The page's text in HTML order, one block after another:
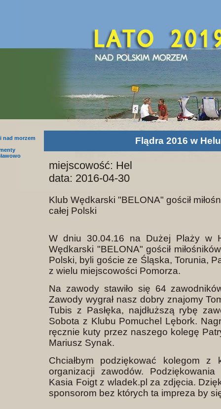
nad morzem
Flądra 2016 w Helu
miejscowość: Hel
data: 2016-04-30
Klub Wędkarski "BELONA" gościł
całej Polski
W dniu 30.04.16 na Dużej Plaży w
Wędkarski "BELONA" gościł
Polski, byli goście ze Śląska, Torunia,
z wielu miejscowości Pomorza.
Na zawody stawiło się 64
Zawody wygrał nasz dobry znajomy
Tubis z Pasłęka, najdłuższą rybę
Sobota z Klubu Pomuchel Lębork.
ręcznie kuty przez naszego kolegę
Mariusz Synak.
Chciałbym podziękować kolegom
organizacji zawodów.
Kasia Foigt z wladek.pl za zdjęcia.
sponsorom bez których ta impreza by